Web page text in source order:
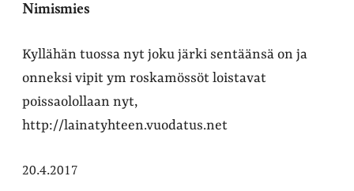
Nimismies
Kyllähän tuossa nyt joku järki sentäänsä on ja
onneksi vipit ym roskamössöt loistavat
poissaolollaan nyt,
http://lainatyhteen.vuodatus.net
20.4.2017